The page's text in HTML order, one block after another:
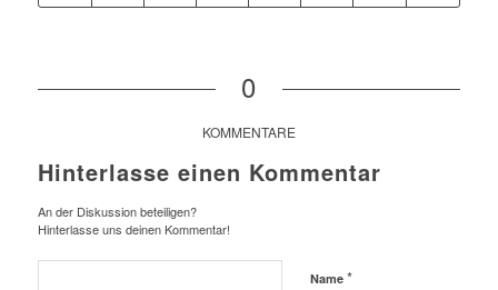
0
KOMMENTARE
Hinterlasse einen Kommentar
An der Diskussion beteiligen?
Hinterlasse uns deinen Kommentar!
Name *